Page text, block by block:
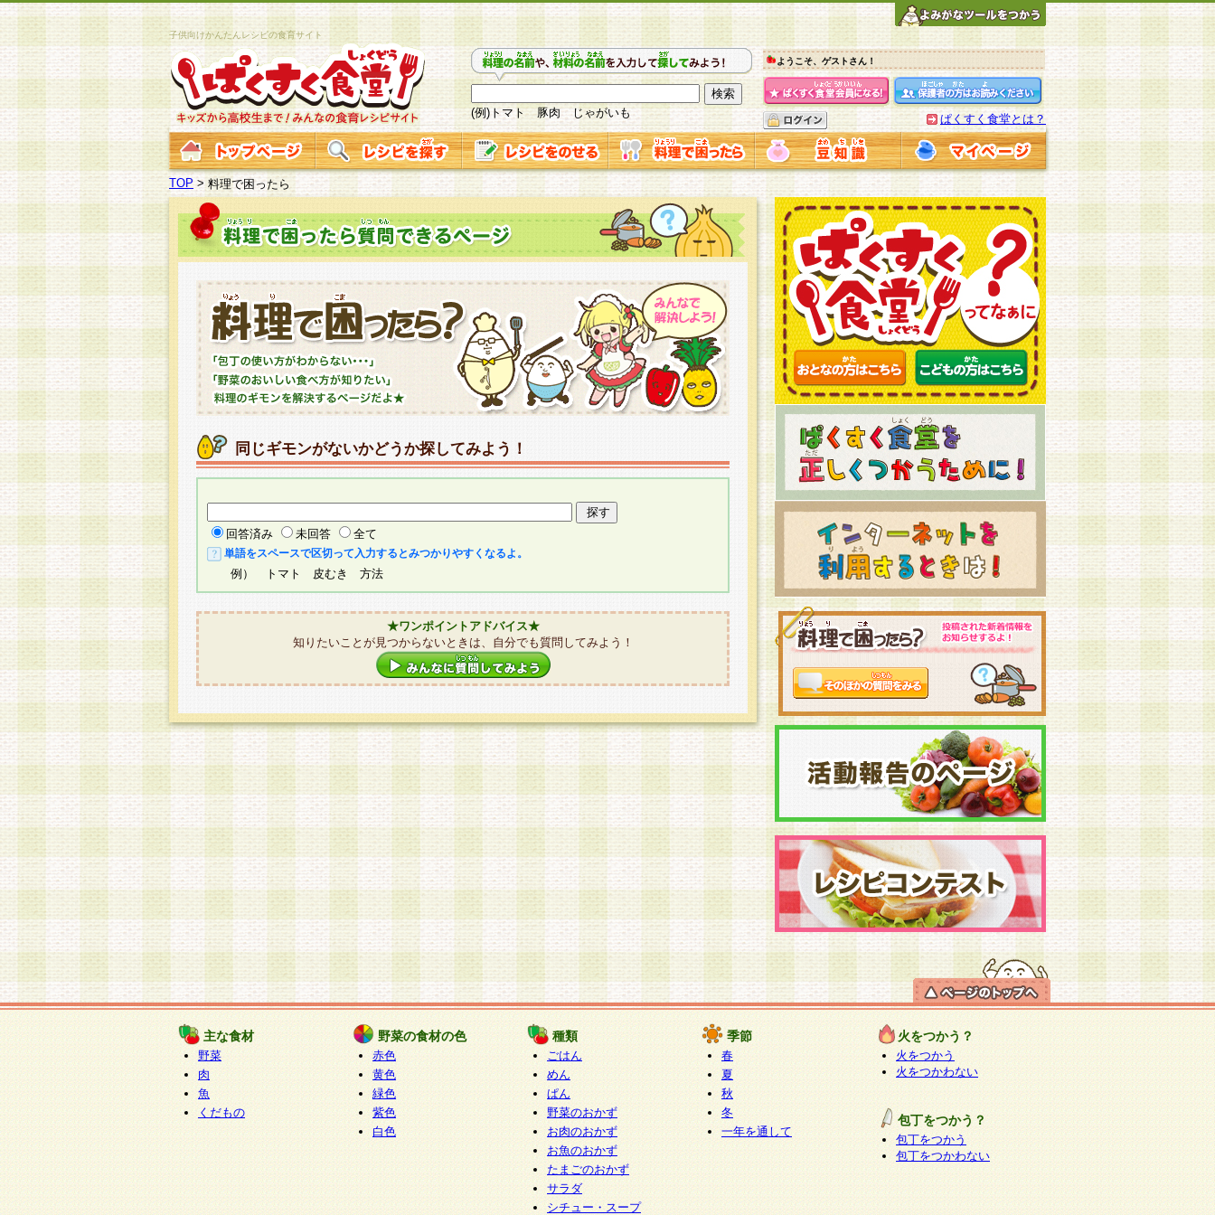
子供向けかんたんレシピの食育サイト
(例)トマト 豚肉 じゃがいも
ようこそ、ゲストさん！
ぱくすく食堂とは？
TOP > 料理で困ったら
同じギモンがないかどうか探してみよう！
回答済み 未回答 全て
単語をスペースで区切って入力するとみつかりやすくなるよ。
例） トマト 皮むき 方法
★ワンポイントアドバイス★
知りたいことが見つからないときは、自分でも質問してみよう！
主な食材
野菜
肉
魚
くだもの
野菜の食材の色
赤色
黄色
緑色
紫色
白色
種類
ごはん
めん
ぱん
野菜のおかず
お肉のおかず
お魚のおかず
たまごのおかず
サラダ
シチュー・スープ
季節
春
夏
秋
冬
一年を通して
火をつかう？
火をつかう
火をつかわない
包丁をつかう？
包丁をつかう
包丁をつかわない